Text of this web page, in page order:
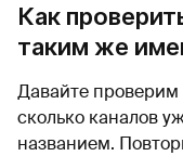
Как
таким же
Давайте
сколько каналов
названием.